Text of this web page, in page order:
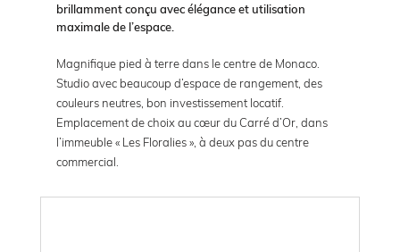
brillamment conçu avec élégance et utilisation
maximale de l’espace.
Magnifique pied à terre dans le centre de Monaco.
Studio avec beaucoup d’espace de rangement, des
couleurs neutres, bon investissement locatif.
Emplacement de choix au cœur du Carré d’Or, dans
l’immeuble « Les Floralies », à deux pas du centre
commercial.